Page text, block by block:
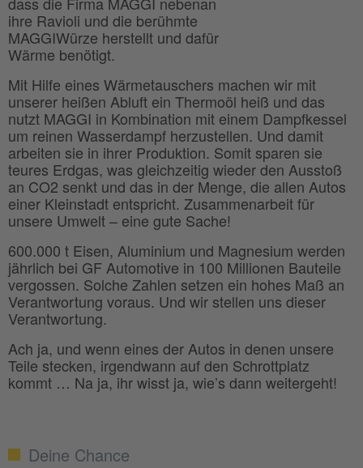
ihre Ravioli und die berühmte
MAGGIWürze herstellt und dafür
Wärme benötigt.
Mit Hilfe eines Wärmetauschers machen wir mit
unserer heißen Abluft ein Thermoöl heiß und das
nutzt MAGGI in Kombination mit einem Dampfkessel
um reinen Wasserdampf herzustellen. Und damit
arbeiten sie in ihrer Produktion. Somit sparen sie
teures Erdgas, was gleichzeitig wieder den Ausstoß
an CO2 senkt und das in der Menge, die allen Autos
einer Kleinstadt entspricht. Zusammenarbeit für
unsere Umwelt – eine gute Sache!
600.000 t Eisen, Aluminium und Magnesium werden
jährlich bei GF Automotive in 100 Millionen Bauteile
vergossen. Solche Zahlen setzen ein hohes Maß an
Verantwortung voraus. Und wir stellen uns dieser
Verantwortung.
Ach ja, und wenn eines der Autos in denen unsere
Teile stecken, irgendwann auf den Schrottplatz
kommt … Na ja, ihr wisst ja, wie’s dann weitergeht!
Deine Chance